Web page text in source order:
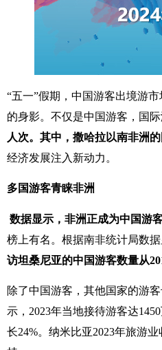
“五一”假期，中国游客出境游
的身影。不仅是中国游客，国
人次。其中，撒哈拉以南非洲
经济发展注入新动力。
多国游客青睐非洲
数据显示，非洲正成为中国游
榜上有名。根据南非统计局数
访坦桑尼亚的中国游客数量从
除了中国游客，其他国家的游
示，2023年当地接待游客达
长24%。纳米比亚2023年旅游